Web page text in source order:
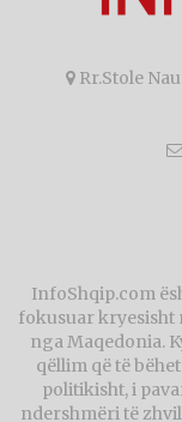
Rr.Stole
InfoShqip.com
fokusuar kryesisht
nga Maqedonia.
qëllim që të
politikisht, i
ndershmëri të